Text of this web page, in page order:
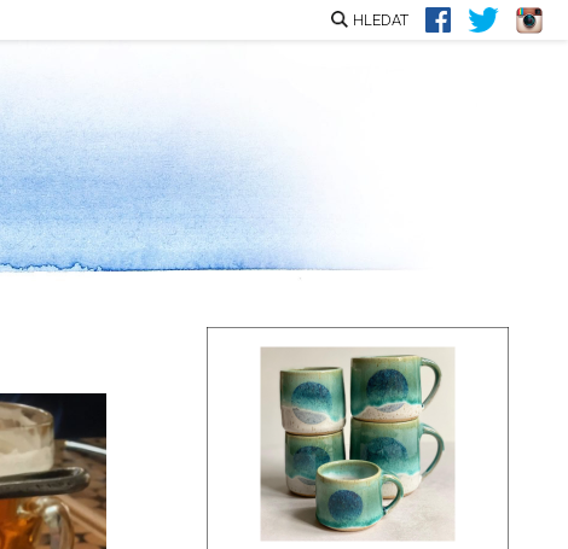
HLEDAT